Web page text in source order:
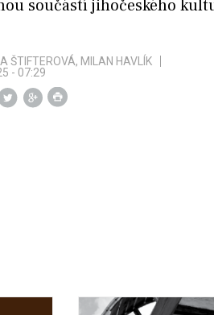
součástí jihočeského
ŠTIFTEROVÁ, MILAN HAVLÍK
- 07:29